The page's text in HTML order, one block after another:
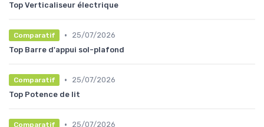
Top Verticaliseur électrique
Comparatif •
25/07/2026
Top Barre d'appui sol-plafond
Comparatif •
25/07/2026
Top Potence de lit
Comparatif •
25/07/2026